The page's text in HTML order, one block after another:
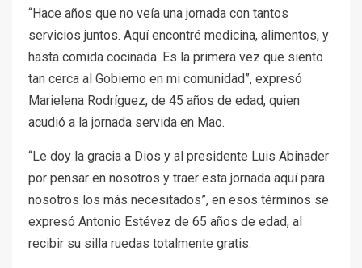
“Hace años que no veía una jornada con tantos
servicios juntos. Aquí encontré medicina, alimentos, y
hasta comida cocinada. Es la primera vez que siento
tan cerca al Gobierno en mi comunidad”, expresó
Marielena Rodríguez, de 45 años de edad, quien
acudió a la jornada servida en Mao.
“Le doy la gracia a Dios y al presidente Luis Abinader
por pensar en nosotros y traer esta jornada aquí para
nosotros los más necesitados”, en esos términos se
expresó Antonio Estévez de 65 años de edad, al
recibir su silla ruedas totalmente gratis.